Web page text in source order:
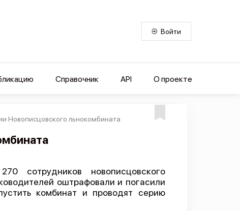
Войти
Справочник API О проекте
Новописцовского льнокомбината
сотрудников новописцовского
оштрафовали и погасили
комбинат и проводят серию